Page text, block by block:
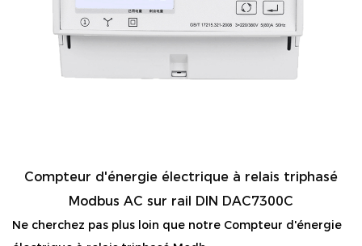
Compteur d'énergie électrique à relais triphasé
Modbus AC sur rail DIN DAC7300C
Ne cherchez pas plus loin que notre Compteur d'énergie